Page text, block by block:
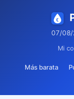
07/08/
Mi
Más barata